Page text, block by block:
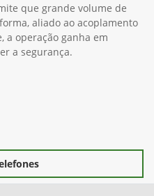
que grande volume de
aliado ao acoplamento
a operação ganha em
a segurança.